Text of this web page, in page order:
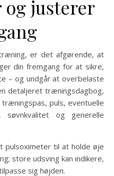
og justerer
er det afgørende, at
din fremgang for at sikre,
– og undgår at overbelaste
detaljeret træningsdagbog,
puls, eventuelle
søvnkvalitet og generelle
pulsoximeter til at holde øje
store udsving kan indikere,
sig højden.